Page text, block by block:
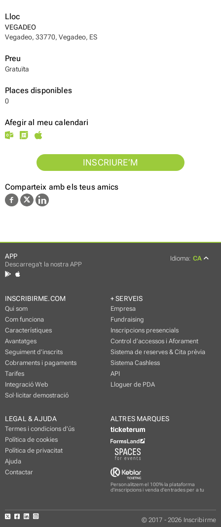
Lloc
VEGADEO
Vegadeo, 33770, Vegadeo, ES
Preu
Gratuïta
Places disponibles
0
Afegir al meu calendari
INSCRIURE’M
Comparteix amb els teus amics
INSCRIBIRME.COM
Qui som
Com funciona
Característiques
Avantatges
Seguiment d’inscrits
Cobraments i pagaments
Tarifes
Integració Web
Sol·licitar demostració
+ SERVEIS
Empresa
Fundraising
Inscripcions presencials
Control d’accessos i Aforament
Sistema de reserves & Cita prèvia
Sistema Cashless
API
Lloguer de PDA
LEGAL & AJUDA
Termes i condicions d’ús
Política de cookies
Política de privacitat
Ajuda
Contactar
APP
Descarrega't la nostra APP
Idioma: CA
ALTRES MARQUES
Personalitzem el 100% la plataforma
d'inscripcions i venda d'entrades per a tu
© 2017 - 2026 Inscribirme